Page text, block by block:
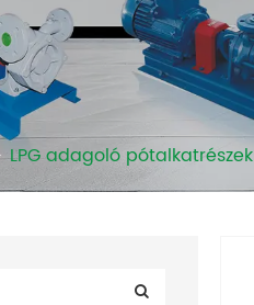
LPG adagoló pótalkatrészek